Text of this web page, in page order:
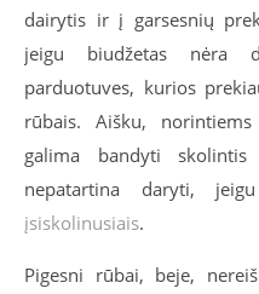
dairytis ir į garsesnių
jeigu biudžetas nėra
parduotuves, kurios
rūbais. Aišku,
galima bandyti
nepatartina daryti,
įsiskolinusiais.
Pigesni rūbai, beje,